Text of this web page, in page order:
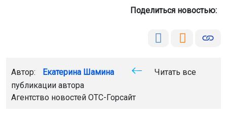
Поделиться новостью:
Автор: Екатерина Шамина
Читать все
публикации автора
Агентство новостей ОТС-Горсайт